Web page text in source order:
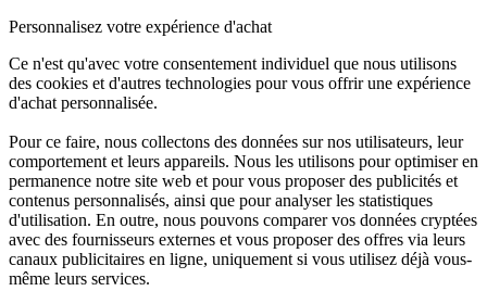
Personnalisez votre expérience d'achat
Ce n'est qu'avec votre consentement individuel que nous utilisons
des cookies et d'autres technologies pour vous offrir une expérience
d'achat personnalisée.
Pour ce faire, nous collectons des données sur nos utilisateurs, leur
comportement et leurs appareils. Nous les utilisons pour optimiser en
permanence notre site web et pour vous proposer des publicités et
contenus personnalisés, ainsi que pour analyser les statistiques
d'utilisation. En outre, nous pouvons comparer vos données cryptées
avec des fournisseurs externes et vous proposer des offres via leurs
canaux publicitaires en ligne, uniquement si vous utilisez déjà vous-
même leurs services.